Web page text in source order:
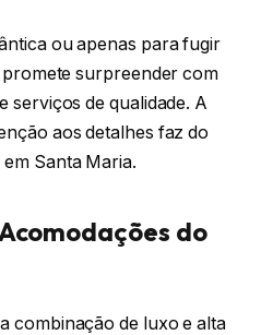
ou apenas para fugir
surpreender com
serviços de qualidade. A
aos detalhes faz do
Santa Maria.
do
combinação de luxo e alta